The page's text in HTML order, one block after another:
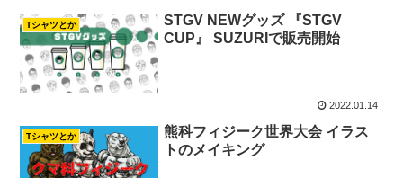
Tシャツとか
STGV NEWグッズ 『STGV
CUP』 SUZURIで販売開始
2022.01.14
Tシャツとか
熊科フィジーク世界大会 イラス
トのメイキング